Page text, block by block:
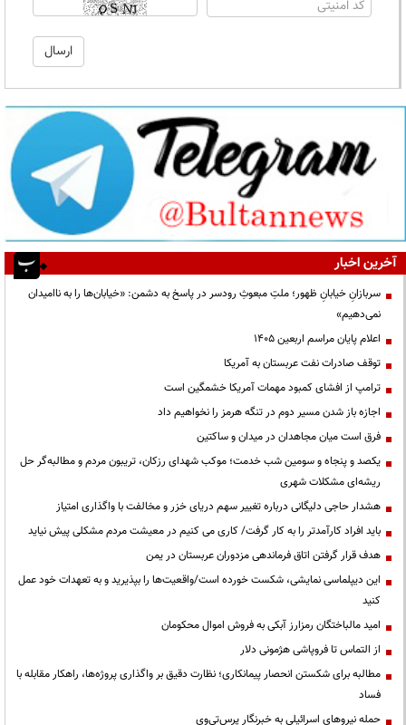
آخرین اخبار
سربازانِ خیابانِ ظهور؛ ملتِ مبعوثِ رودسر در پاسخ به دشمن: «خیابان‌ها را به ناامیدان
نمی‌دهیم»
اعلام پایان مراسم اربعین ۱۴۰۵
توقف صادرات نفت عربستان به آمریکا
ترامپ از افشای کمبود مهمات آمریکا خشمگین است
اجازه باز شدن مسیر دوم در تنگه هرمز را نخواهیم داد
فرق است میان مجاهدان در میدان و ساکتین
یکصد و پنجاه و سومین شب خدمت؛ موکب شهدای رزکان، تریبون مردم و مطالبه‌گر حل
ریشه‌ای مشکلات شهری
هشدار حاجی دلیگانی درباره تغییر سهم دریای خزر و مخالفت با واگذاری امتیاز
باید افراد کارآمدتر را به کار گرفت/ کاری می کنیم در معیشت مردم مشکلی پیش نیاید
هدف قرار گرفتن اتاق‌ فرماندهی مزدوران عربستان در یمن
این دیپلماسی نمایشی، شکست خورده است/واقعیت‌ها را بپذیرید و به تعهدات خود عمل
کنید
امید مالباختگان رمزارز آبکی به فروش اموال محکومان
از التماس تا فروپاشی هژمونی دلار
مطالبه برای شکستن انحصار پیمانکاری؛ نظارت دقیق بر واگذاری پروژه‌ها، راهکار مقابله با
فساد
حمله نیروهای اسرائیلی به خبرنگار پرس‌تی‌وی